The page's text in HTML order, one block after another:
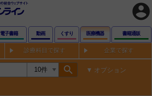
account_circle
電子書籍 動画 くすり 医療機器 書籍通販
診療科目で探す 企業で探す
search オプション